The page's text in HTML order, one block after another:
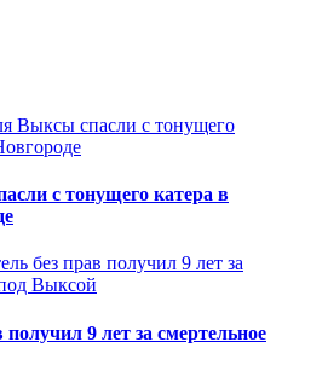
с тонущего катера в
получил 9 лет за смертельное